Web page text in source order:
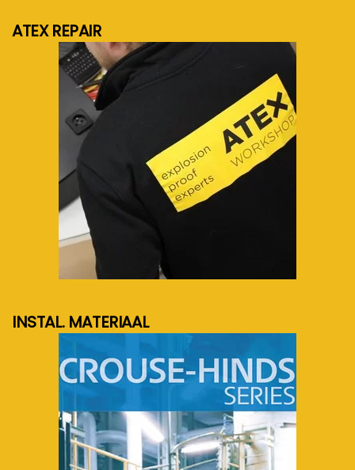
ATEX REPAIR
meer info...
INSTAL. MATERIAAL